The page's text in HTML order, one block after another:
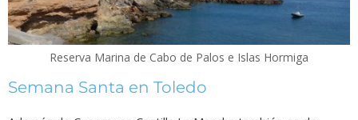
Reserva Marina de Cabo de Palos e Islas Hormiga
Semana Santa en Toledo